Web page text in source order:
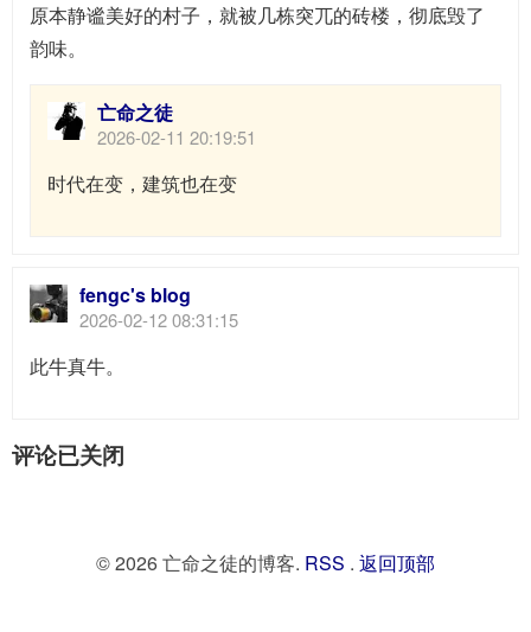
原本静谧美好的村子，就被几栋突兀的砖楼，彻底毁了
韵味。
亡命之徒
2026-02-11 20:19:51
时代在变，建筑也在变
fengc's blog
2026-02-12 08:31:15
此牛真牛。
评论已关闭
© 2026 亡命之徒的博客. RSS . 返回顶部